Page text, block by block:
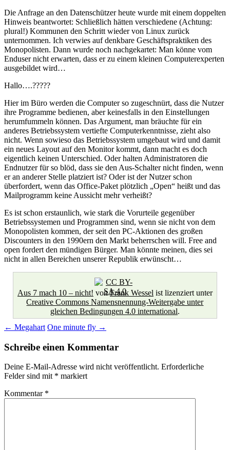
Die Anfrage an den Datenschützer heute wurde mit einem doppelten
Hinweis beantwortet: Schließlich hätten verschiedene (Achtung:
plural!) Kommunen den Schritt wieder von Linux zurück
unternommen. Ich verwies auf denkbare Geschäftspraktiken des
Monopolisten. Dann wurde noch nachgekartet: Man könne vom
Enduser nicht erwarten, dass er zu einem kleinen Computerexperten
ausgebildet wird…
Hallo….?????
Hier im Büro werden die Computer so zugeschnürt, dass die Nutzer
ihre Programme bedienen, aber keinesfalls in den Einstellungen
herumfummeln können. Das Argument, man bräuchte für ein
anderes Betriebssystem vertiefte Computerkenntnisse, zieht also
nicht. Wenn sowieso das Betriebssystem umgebaut wird und damit
ein neues Layout auf den Monitor kommt, dann macht es doch
eigentlich keinen Unterschied. Oder halten Administratoren die
Endnutzer für so blöd, dass sie den Aus-Schalter nicht finden, wenn
er an anderer Stelle platziert ist? Oder ist der Nutzer schon
überfordert, wenn das Office-Paket plötzlich „Open“ heißt und das
Mailprogramm keine Aussicht mehr verheißt?
Es ist schon erstaunlich, wie stark die Vorurteile gegenüber
Betriebssystemen und Programmen sind, wenn sie nicht von dem
Monopolisten kommen, der seit den PC-Aktionen des großen
Discounters in den 1990ern den Markt beherrschen will. Free and
open fordert den mündigen Bürger. Man könnte meinen, dies sei
nicht in allen Bereichen unserer Republik erwünscht…
Aus 7 mach 10 – nicht! vonFrank Wessel ist lizenziert unter
Creative Commons Namensnennung-Weitergabe unter
gleichen Bedingungen 4.0 international.
Beitragsnavigation
← Megahart One minute fly →
Schreibe einen Kommentar
Deine E-Mail-Adresse wird nicht veröffentlicht. Erforderliche
Felder sind mit * markiert
Kommentar *